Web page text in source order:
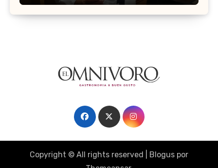
Copyright © All rights reserved Blogus por